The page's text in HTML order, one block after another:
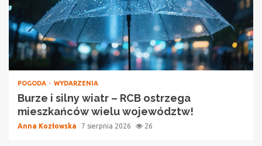
POGODA WYDARZENIA
Burze i silny wiatr – RCB ostrzega
mieszkańców wielu województw!
Anna Kozłowska 7 sierpnia 2026 26